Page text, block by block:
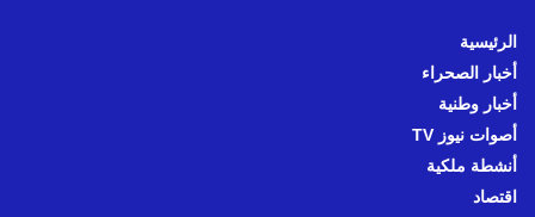
الرئيسية
أخبار الصحراء
أخبار وطنية
أصوات نيوز TV
أنشطة ملكية
اقتصاد